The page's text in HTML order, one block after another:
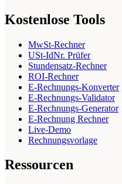
Kostenlose Tools
MwSt-Rechner
USt-IdNr. Prüfer
Stundensatz-Rechner
ROI-Rechner
E-Rechnungs-Konverter
E-Rechnungs-Validator
E-Rechnungs-Generator
E-Rechnung Rechner
Live-Demo
Rechnungsvorlage
Ressourcen